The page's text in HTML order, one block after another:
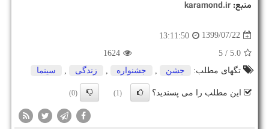
منبع: karamond.ir
1399/07/22
13:11:50
5.0
/ 5
1624
تگهای مطلب:
جشن , جشنواره , زندگی , سینما
این مطلب را می پسندید؟ (1)
(0)